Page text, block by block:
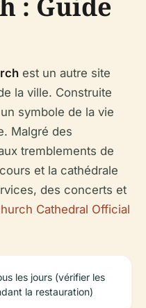
est un autre site
la ville. Construite
symbole de la vie
Malgré des
tremblements de
et la cathédrale
des concerts et
Cathedral Official
les jours (vérifier les
la restauration)